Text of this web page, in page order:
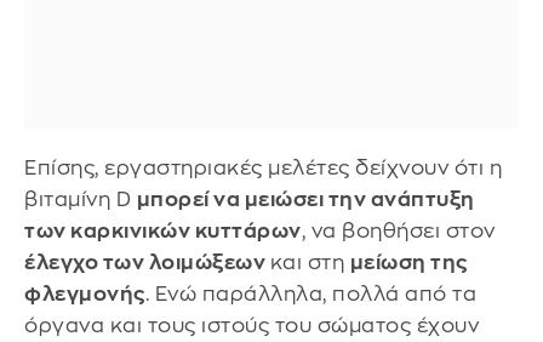
Επίσης, εργαστηριακές μελέτες δείχνουν ότι η
βιταμίνη D μπορεί να μειώσει την ανάπτυξη
των καρκινικών κυττάρων, να βοηθήσει στον
έλεγχο των λοιμώξεων και στη μείωση της
φλεγμονής. Ενώ παράλληλα, πολλά από τα
όργανα και τους ιστούς του σώματος έχουν